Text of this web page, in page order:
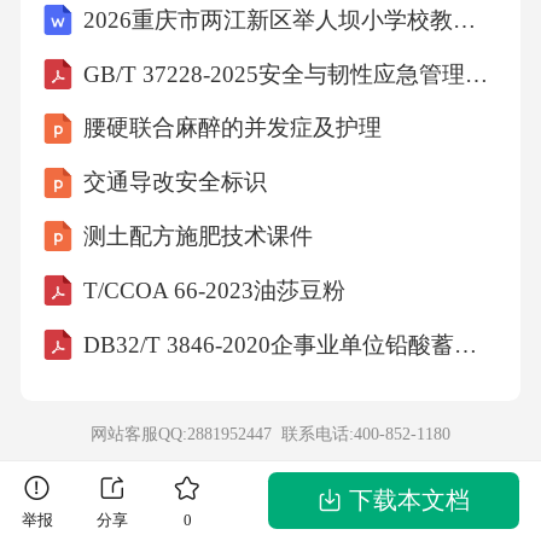
2026重庆市两江新区举人坝小学校教师及工作人员招聘18人笔试模拟试题及答案详解
GB/T 37228-2025安全与韧性应急管理突发事件管理指南
腰硬联合麻醉的并发症及护理
交通导改安全标识
测土配方施肥技术课件
T/CCOA 66-2023油莎豆粉
DB32/T 3846-2020企事业单位铅酸蓄电池安全运行技术规范
网站客服QQ:2881952447 联系电话:400-852-1180
举报 分享 0
下载本文档